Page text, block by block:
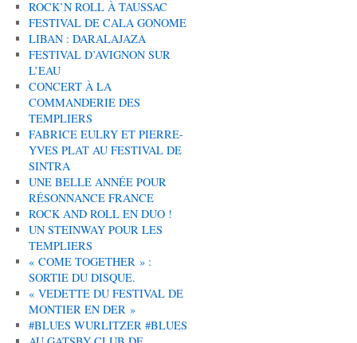
ROCK’N ROLL À TAUSSAC
FESTIVAL DE CALA GONOME
LIBAN : DARALAJAZA
FESTIVAL D’AVIGNON SUR
L’EAU
CONCERT À LA
COMMANDERIE DES
TEMPLIERS
FABRICE EULRY ET PIERRE-
YVES PLAT AU FESTIVAL DE
SINTRA
UNE BELLE ANNÉE POUR
RÉSONNANCE FRANCE
ROCK AND ROLL EN DUO !
UN STEINWAY POUR LES
TEMPLIERS
« COME TOGETHER » :
SORTIE DU DISQUE.
« VEDETTE DU FESTIVAL DE
MONTIER EN DER »
#BLUES WURLITZER #BLUES